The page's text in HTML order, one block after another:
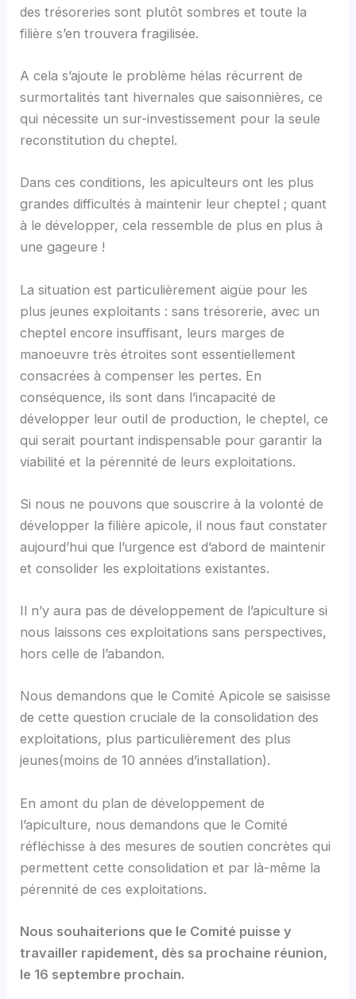
des trésoreries sont plutôt sombres et toute la
filière s’en trouvera fragilisée.
A cela s’ajoute le problème hélas récurrent de
surmortalités tant hivernales que saisonnières, ce
qui nécessite un sur-investissement pour la seule
reconstitution du cheptel.
Dans ces conditions, les apiculteurs ont les plus
grandes difficultés à maintenir leur cheptel ; quant
à le développer, cela ressemble de plus en plus à
une gageure !
La situation est particulièrement aigüe pour les
plus jeunes exploitants : sans trésorerie, avec un
cheptel encore insuffisant, leurs marges de
manoeuvre très étroites sont essentiellement
consacrées à compenser les pertes. En
conséquence, ils sont dans l’incapacité de
développer leur outil de production, le cheptel, ce
qui serait pourtant indispensable pour garantir la
viabilité et la pérennité de leurs exploitations.
Si nous ne pouvons que souscrire à la volonté de
développer la filière apicole, il nous faut constater
aujourd’hui que l’urgence est d’abord de maintenir
et consolider les exploitations existantes.
Il n’y aura pas de développement de l’apiculture si
nous laissons ces exploitations sans perspectives,
hors celle de l’abandon.
Nous demandons que le Comité Apicole se saisisse
de cette question cruciale de la consolidation des
exploitations, plus particulièrement des plus
jeunes(moins de 10 années d’installation).
En amont du plan de développement de
l’apiculture, nous demandons que le Comité
réfléchisse à des mesures de soutien concrètes qui
permettent cette consolidation et par là-même la
pérennité de ces exploitations.
Nous souhaiterions que le Comité puisse y
travailler rapidement, dès sa prochaine réunion,
le 16 septembre prochain.